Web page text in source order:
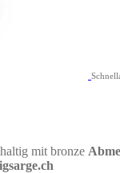
mit bronze